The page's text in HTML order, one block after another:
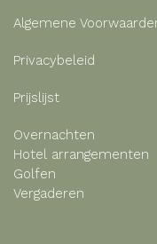
Algemene
Privacybeleid
Prijslijst
Overnachten
Hotel arrangementen
Golfen
Vergaderen